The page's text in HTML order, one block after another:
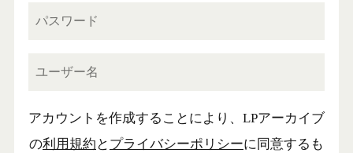
アカウントを作成することにより、LPアーカイブ
の利用規約 と プライバシーポリシーに同意するも